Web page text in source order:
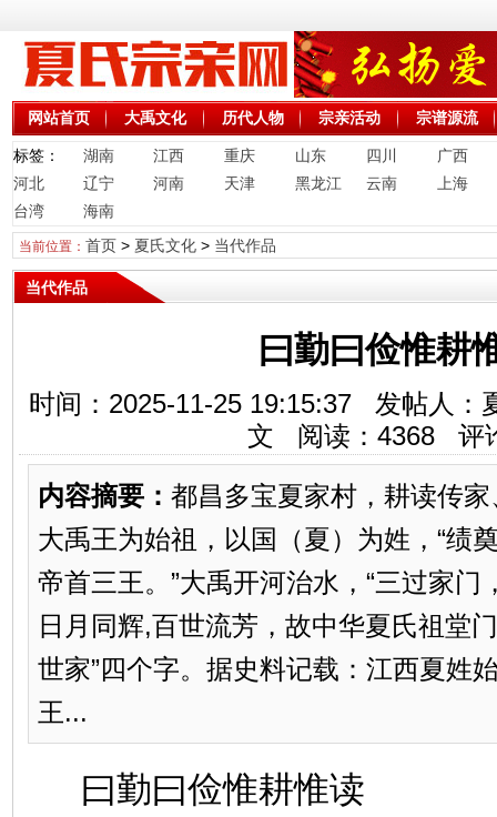
网站首页 大禹文化 历代人物 宗亲活动 宗谱源流
标签： 湖南 江西 重庆 山东 四川
广西
河北
辽宁 河南 天津 黑龙江 云南
上海
台湾
海南
当前位置： 首页> 夏氏文化> 当代作品
当代作品
曰勤曰俭惟耕
时间：2025-11-25 19:15:37 发帖人
文 阅读： 4368 评
内容摘要： 都昌多宝夏家村，耕读传
大禹王为始祖，以国（夏）为姓，“绩
帝首三王。”大禹开河治水，“三过家门
日月同辉,百世流芳，故中华夏氏祖堂
世家”四个字。据史料记载：江西夏姓
王...
曰勤曰俭惟耕惟读